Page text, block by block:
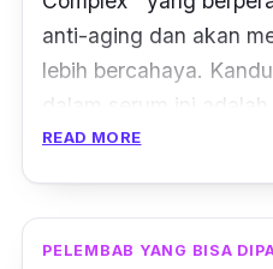
anti-aging dan akan
lebih bercahaya.
dalam serum ini adalah
dengan fungsi sebagai
sebagaiskincare,
READ MORE
PELEMBAB YANG BISA